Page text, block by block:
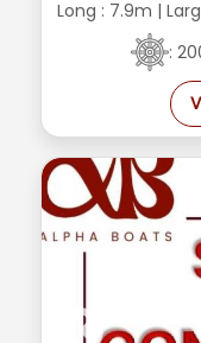
Long : 7.9m |
: